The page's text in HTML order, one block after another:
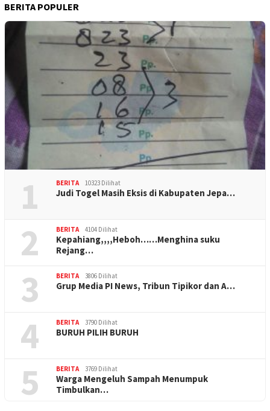
BERITA POPULER
1 BERITA 10323 Dilihat
Judi Togel Masih Eksis di Kabupaten Jepa…
2 BERITA 4104 Dilihat
Kepahiang,,,,Heboh……Menghina suku
Rejang…
3 BERITA 3806 Dilihat
Grup Media PI News, Tribun Tipikor dan A…
4 BERITA 3790 Dilihat
BURUH PILIH BURUH
5 BERITA 3769 Dilihat
Warga Mengeluh Sampah Menumpuk
Timbulkan…